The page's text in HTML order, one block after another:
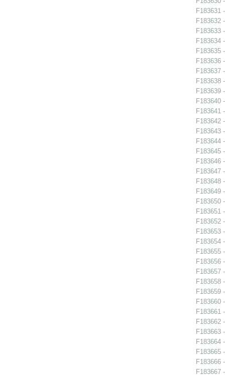
F183631
F183632
F183633
F183634
F183635
F183636
F183637
F183638
F183639
F183640
F183641
F183642
F183643
F183644
F183645
F183646
F183647
F183648
F183649
F183650
F183651
F183652
F183653
F183654
F183655
F183656
F183657
F183658
F183659
F183660
F183661
F183662
F183663
F183664
F183665
F183666
F183667